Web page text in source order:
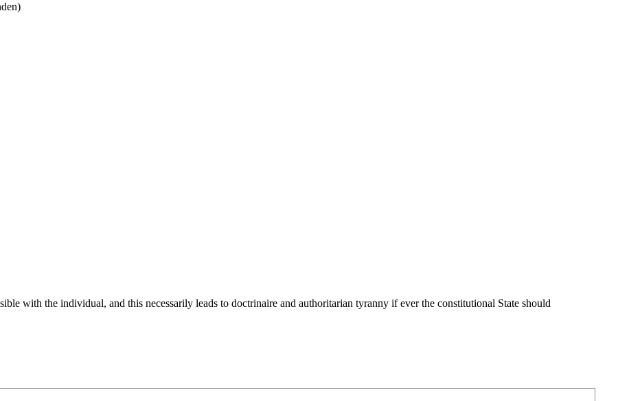
with the individual, and this necessarily leads to doctrinaire and authoritarian tyranny if ever the constitutional State should